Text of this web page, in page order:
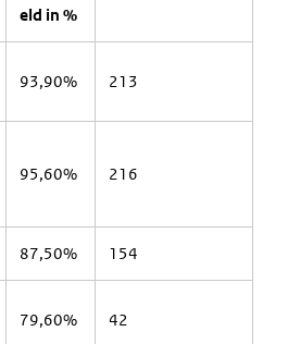
eld in %
93,90% 213
95,60% 216
87,50% 154
79,60% 42